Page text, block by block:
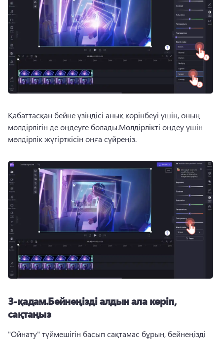
Қабаттасқан бейне үзіндісі анық көрінбеуі үшін, оның
мөлдірлігін де өңдеуге болады.Мөлдірлікті өңдеу үшін
мөлдірлік жүгірткісін оңға сүйреңіз.
3-қадам.Бейнеңізді алдын ала көріп,
сақтаңыз
"Ойнату" түймешігін басып сақтамас бұрын, бейнеңізді